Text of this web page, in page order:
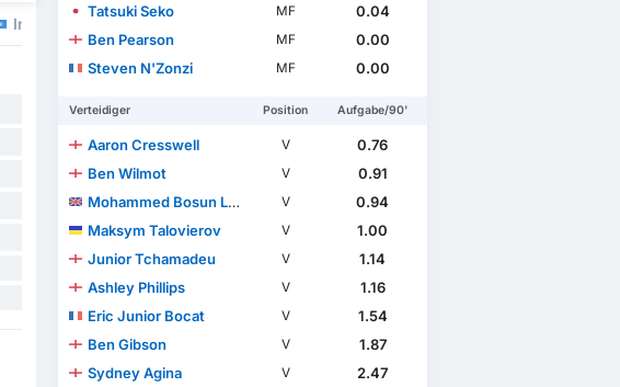
Internazionale Freundschaftspiele
Tatsuki Seko
MF
0.04
Ben Pearson
MF
0.00
Steven N'Zonzi
MF 0.00
Verteidiger Position Aufgabe/90'
Aaron Cresswell V
0.76
Ben Wilmot
V
0.91
Mohammed Bosun Lawal
V
0.94
Maksym Talovierov
V
1.00
Junior Tchamadeu
V
1.14
Ashley Phillips
V
1.16
Eric Junior Bocat
V
1.54
Ben Gibson
V
1.87
Sydney Agina
V
2.47